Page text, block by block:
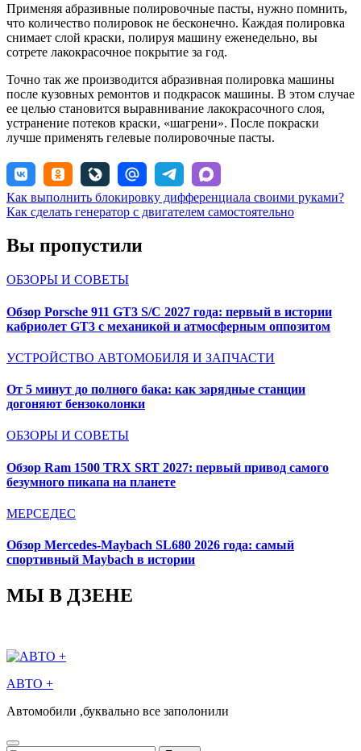
Применяя абразивные полировочные пасты, нужно помнить,
что количество полировок не бесконечно. Каждая полировка
снимает слой краски, полируя машину еженедельно, вы
сотрете лакокрасочное покрытие за год.
Точно так же производится абразивная полировка машины
после кузовных ремонтов и подкрасок машины. В этом случае
ее целью становится выравнивание лакокрасочного слоя,
устранение потеков краски, «шагрени». После покраски
лучше применять гелевые полировочные пасты.
Навигация
по
записям
Как выполнить блокировку дифференциала своими руками?
Как сделать генератор с двигателем самостоятельно
Вы пропустили
ОБЗОРЫ И СОВЕТЫ
Обзор Porsche 911 GT3 S/C 2027 года: первый в истории
кабриолет GT3 с механикой и атмосферным оппозитом
УСТРОЙСТВО АВТОМОБИЛЯ И ЗАПЧАСТИ
От 5 минут до полного бака: как зарядные станции
догоняют бензоколонки
ОБЗОРЫ И СОВЕТЫ
Обзор Ram 1500 TRX SRT 2027: первый привод самого
безумного пикапа на планете
МЕРСЕДЕС
Обзор Mercedes-Maybach SL680 2026 года: самый
спортивный Maybach в истории
МЫ В ДЗЕНЕ
АВТО +
Автомобили ,буквально все заполонили